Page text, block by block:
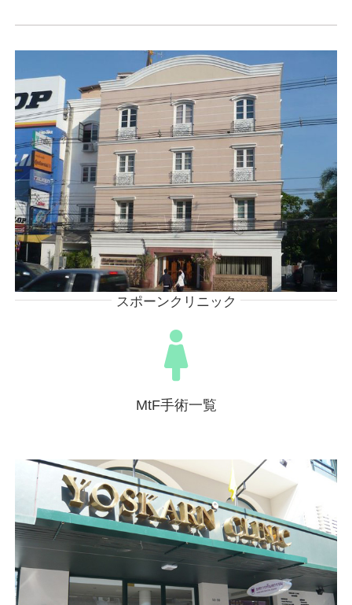
スポーンクリニック
MtF手術一覧